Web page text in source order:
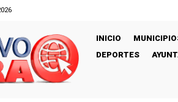
INICIO
DEPORTES